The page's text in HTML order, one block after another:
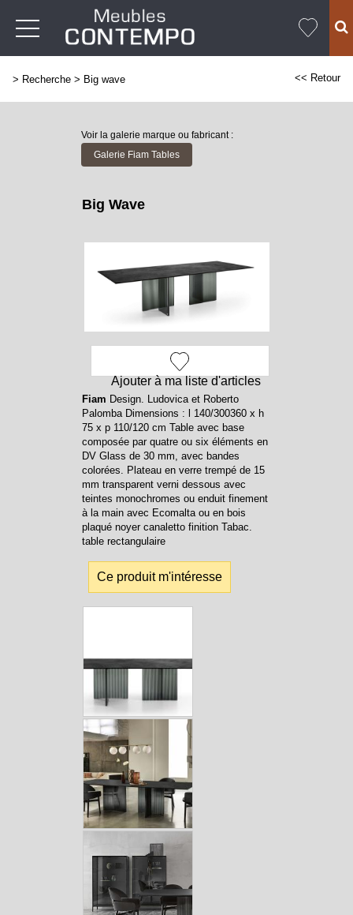
> Recherche > Big wave << Retour
Voir la galerie marque ou fabricant :
Galerie Fiam Tables
Ajouter à ma liste d'articles
Big Wave
Fiam Design. Ludovica et Roberto
Palomba Dimensions : l 140/300360 x h
75 x p 110/120 cm Table avec base
composée par quatre ou six éléments en
DV Glass de 30 mm, avec bandes
colorées. Plateau en verre trempé de 15
mm transparent verni dessous avec
teintes monochromes ou enduit finement
à la main avec Ecomalta ou en bois
plaqué noyer canaletto finition Tabac.
table rectangulaire
Ce produit m'intéresse